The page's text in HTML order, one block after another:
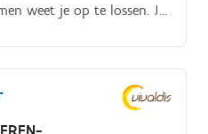
weet je op te lossen. Je